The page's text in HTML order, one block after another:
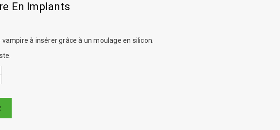
En Implants
à insérer grâce à un moulage en silicon.